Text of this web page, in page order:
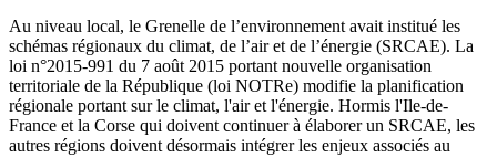
Au niveau local, le Grenelle de l’environnement avait institué les
schémas régionaux du climat, de l’air et de l’énergie (SRCAE). La
loi n°2015-991 du 7 août 2015 portant nouvelle organisation
territoriale de la République (loi NOTRe) modifie la planification
régionale portant sur le climat, l'air et l'énergie. Hormis l'Ile-de-
France et la Corse qui doivent continuer à élaborer un SRCAE, les
autres régions doivent désormais intégrer les enjeux associés au